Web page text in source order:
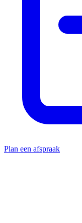
Plan een afspraak